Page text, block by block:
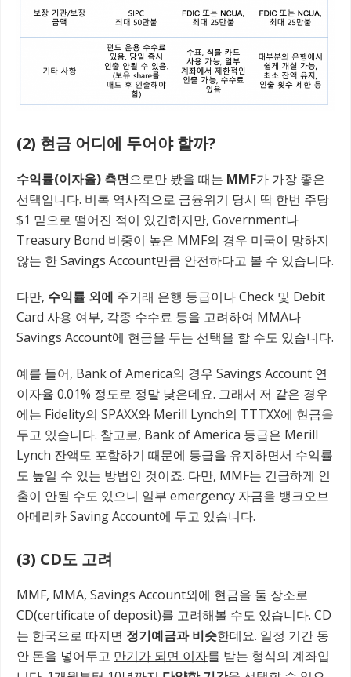
(2) 현금 어디에 두어야 할까?
수익률(이자율) 측면으로만 봤을 때는 MMF가 가장 좋은
선택입니다. 비록 역사적으로 금융위기 당시 딱 한번 주당
$1 밑으로 떨어진 적이 있긴하지만, Government나
Treasury Bond 비중이 높은 MMF의 경우 미국이 망하지
않는 한 Savings Account만큼 안전하다고 볼 수 있습니다.
다만, 수익률 외에 주거래 은행 등급이나 Check 및 Debit
Card 사용 여부, 각종 수수료 등을 고려하여 MMA나
Savings Account에 현금을 두는 선택을 할 수도 있습니다.
예를 들어, Bank of America의 경우 Savings Account 연
이자율 0.01% 정도로 정말 낮은데요. 그래서 저 같은 경우
에는 Fidelity의 SPAXX와 Merill Lynch의 TTTXX에 현금을
두고 있습니다. 참고로, Bank of America 등급은 Merill
Lynch 잔액도 포함하기 때문에 등급을 유지하면서 수익률
도 높일 수 있는 방법인 것이죠. 다만, MMF는 긴급하게 인
출이 안될 수도 있으니 일부 emergency 자금을 뱅크오브
아메리카 Saving Account에 두고 있습니다.
(3) CD도 고려
MMF, MMA, Savings Account외에 현금을 둘 장소로
CD(certificate of deposit)를 고려해볼 수도 있습니다. CD
는 한국으로 따지면 정기예금과 비슷한데요. 일정 기간 동
안 돈을 넣어두고 만기가 되면 이자를 받는 형식의 계좌입